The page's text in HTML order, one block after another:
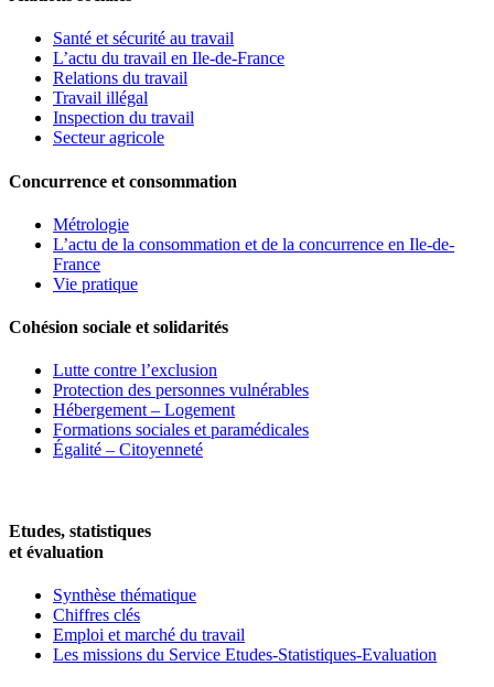
Santé et sécurité au travail
L’actu du travail en Ile-de-France
Relations du travail
Travail illégal
Inspection du travail
Secteur agricole
Concurrence et consommation
Métrologie
L’actu de la consommation et de la concurrence en Ile-de-
France
Vie pratique
Cohésion sociale et solidarités
Lutte contre l’exclusion
Protection des personnes vulnérables
Hébergement – Logement
Formations sociales et paramédicales
Égalité – Citoyenneté
Etudes, statistiques
et évaluation
Synthèse thématique
Chiffres clés
Emploi et marché du travail
Les missions du Service Etudes-Statistiques-Evaluation